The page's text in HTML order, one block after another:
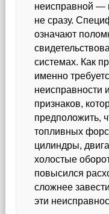
неисправной —
не сразу.
означают
системах. Как
именно
неисправности
признаков,
предположить,
топливных
цилиндры,
холостые
повысился
сложнее
эти